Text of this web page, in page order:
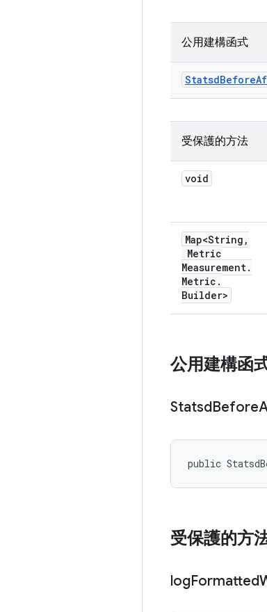
公用建構函式
StatsdBefore
受保護的方法
void
Map<String ,
Metric
Measurement.
Metric .
Builder>
公用建構函
StatsdBefore
public
受保護的方
logFormatted